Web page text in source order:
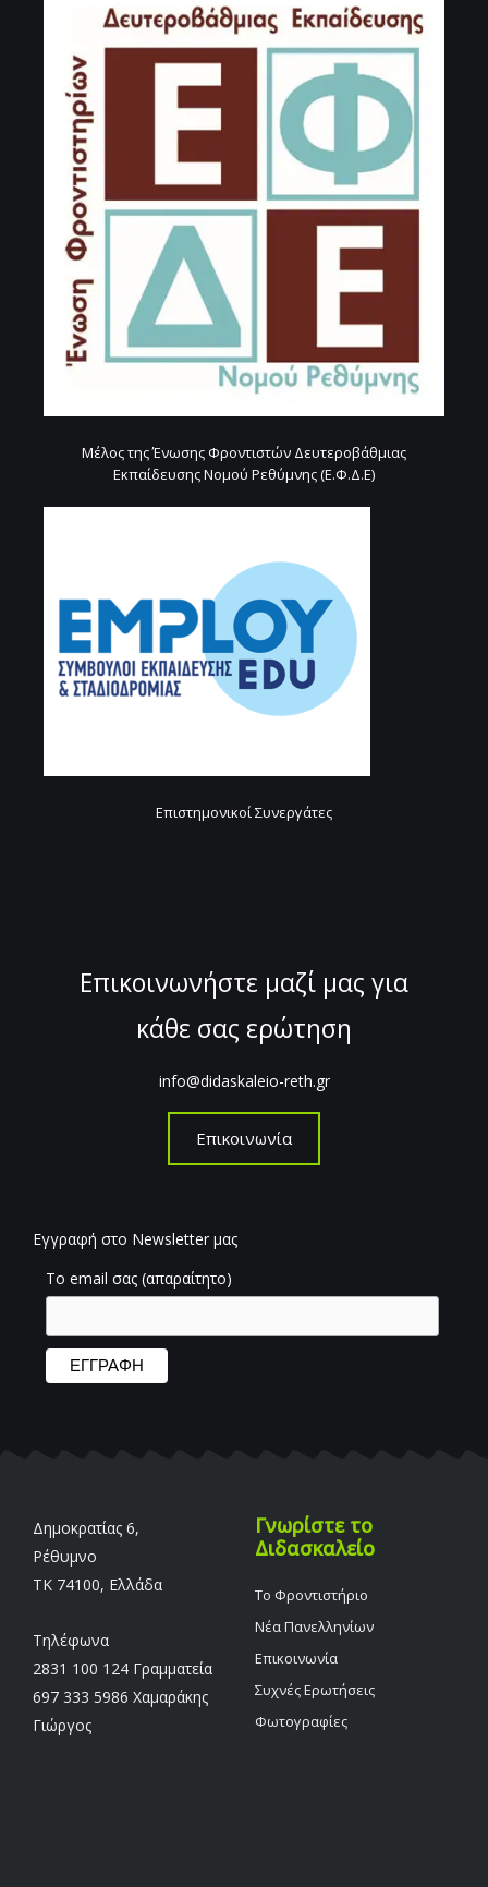
Μέλος της Ένωσης Φροντιστών Δευτεροβάθμιας
Εκπαίδευσης Νομού Ρεθύμνης (Ε.Φ.Δ.Ε)
Επιστημονικοί Συνεργάτες
Επικοινωνήστε μαζί μας για
κάθε σας ερώτηση
info@didaskaleio-reth.gr
Επικοινωνία
Εγγραφή στο Newsletter μας
Το email σας (απαραίτητο)
Δημοκρατίας 6,
Ρέθυμνο
TK 74100, Ελλάδα
Τηλέφωνα
2831 100 124 Γραμματεία
697 333 5986 Χαμαράκης
Γιώργος
Γνωρίστε το
Διδασκαλείο
Το Φροντιστήριο
Νέα Πανελληνίων
Επικοινωνία
Συχνές Ερωτήσεις
Φωτογραφίες